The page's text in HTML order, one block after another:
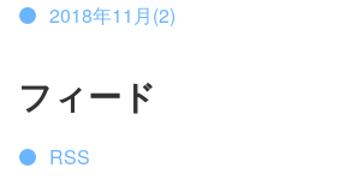
2018年11月(2)
フィード
RSS